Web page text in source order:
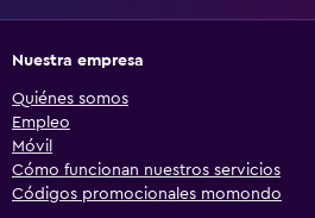
Nuestra empresa
Quiénes somos
Empleo
Móvil
Cómo funcionan nuestros servicios
Códigos promocionales momondo